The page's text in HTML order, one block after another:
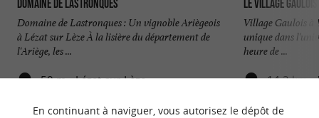
Domaine de Lastronques
Domaine de Lastronques : Un vignoble Ariègeois
à Lézat sur Lèze À la lisière du département de
l'Ariège, les ...
50 m - Lézat-sur-Lèze
Le Village
Village Gaulois à
unique dans
heure de ...
14,2 km -
En continuant à naviguer, vous autorisez le dépôt de